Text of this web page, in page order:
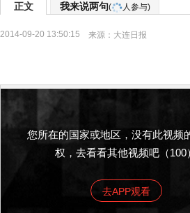
正文 我来说两句( 人参与)
2014-09-20 13:50:15 来源： 大连日报
您所在的国家或地区，没有此视频
权，去看看其他视频吧（100
去APP观看